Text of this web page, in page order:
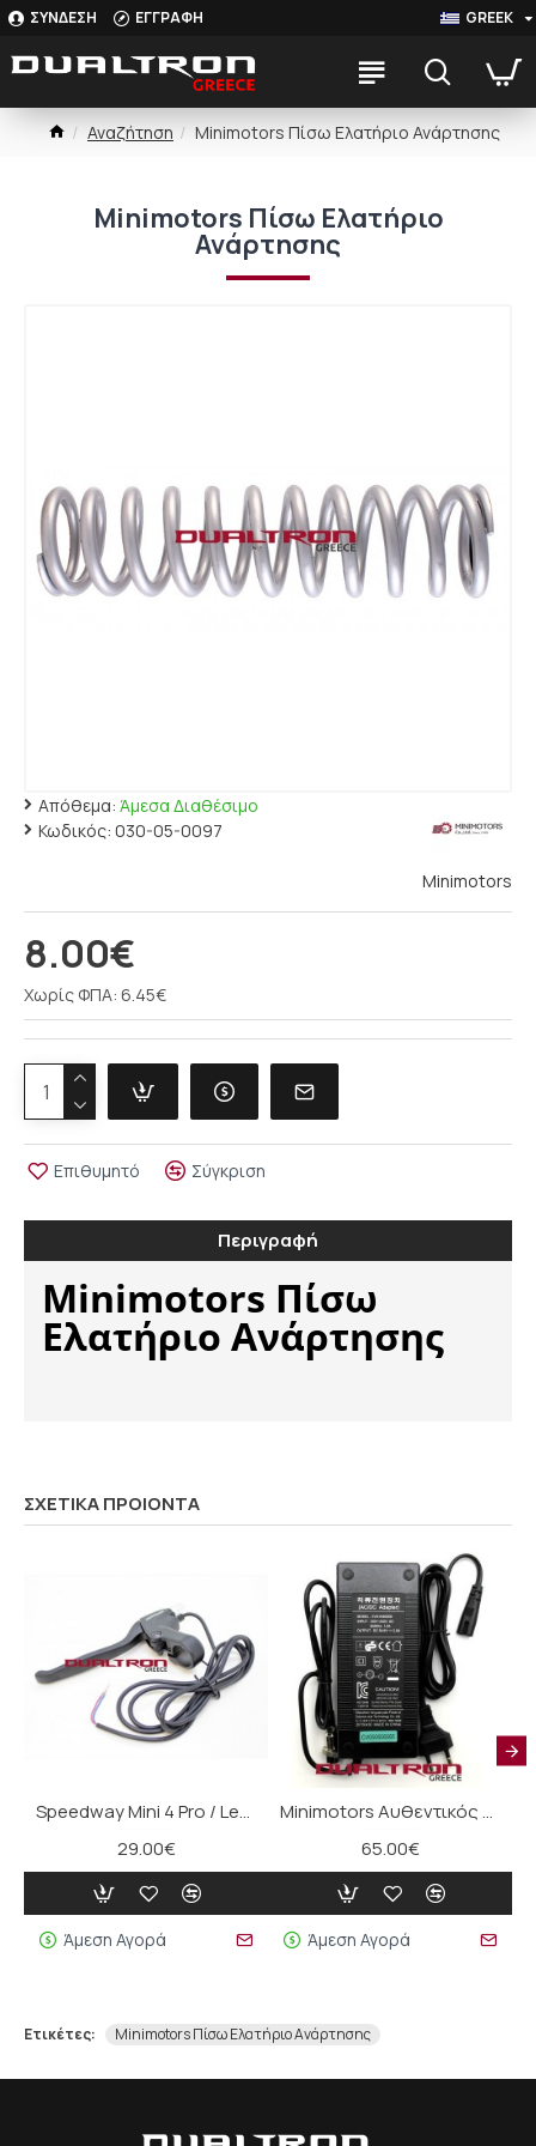
ΣΥΝΔΕΣΗ ΕΓΓΡΑΦΗ GREEK
Αναζήτηση Minimotors Πίσω Ελατήριο Ανάρτησης
Minimotors Πίσω Ελατήριο
Ανάρτησης
Απόθεμα: Άμεσα Διαθέσιμο
Κωδικός: 030-05-0097
Minimotors
8.00€
Χωρίς ΦΠΑ: 6.45€
Επιθυμητό Σύγκριση
ΣΧΕΤΙΚΑ ΠΡΟΙΟΝΤΑ
Speedway Mini 4 Pro / Leger Μοχλός Φρένων
29.00€
Άμεση Αγορά
Minimotors Αυθεντικός Φορτιστής (54.0V 2A) για 48V eScooters
65.00€
Άμεση Αγορά
Περιγραφή
Minimotors Πίσω
Ελατήριο Ανάρτησης
Ετικέτες: Minimotors Πίσω Ελατήριο Ανάρτησης